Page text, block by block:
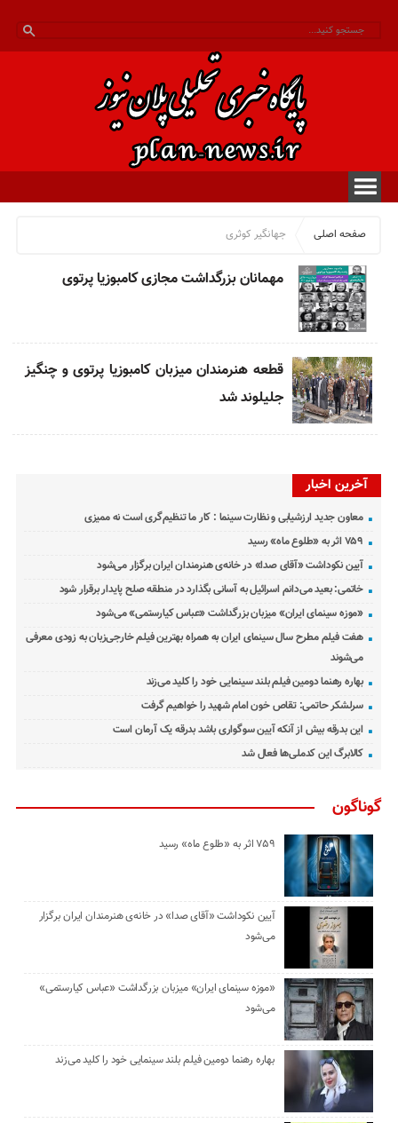
صفحه اصلی جهانگیر کوثری
مهمانان بزرگداشت مجازی کامبوزیا پرتوی
قطعه هنرمندان میزبان کامبوزیا پرتوی و چنگیز
جلیلوند شد
آخرین اخبار
معاون جدید ارزشیابی و نظارت سینما : کار ما تنظیم‌گری است نه ممیزی
۷۵۹ اثر به «طلوع ماه» رسید
آیین نکوداشت «آقای صدا» در خانه‌ی هنرمندان ایران برگزار می‌شود
خاتمی: بعید می‌دانم اسرائیل به آسانی بگذارد در منطقه صلح پایدار برقرار شود
«موزه سینمای ایران» میزبان بزرگداشت «عباس کیارستمی» می‌شود
هفت فیلم مطرح سال سینمای ایران به همراه بهترین فیلم خارجی‌زبان به زودی معرفی
می‌شوند
بهاره رهنما دومین فیلم بلند سینمایی خود را کلید می‌زند
سرلشکر حاتمی: تقاص خون امام شهید را خواهیم گرفت
این بدرقه بیش از آنکه آیین سوگواری باشد بدرقه یک آرمان است
کالابرگ این کدملی‌ها فعال شد
گوناگون
۷۵۹ اثر به «طلوع ماه» رسید
آیین نکوداشت «آقای صدا» در خانه‌ی هنرمندان ایران برگزار
می‌شود
«موزه سینمای ایران» میزبان بزرگداشت «عباس کیارستمی»
می‌شود
بهاره رهنما دومین فیلم بلند سینمایی خود را کلید می‌زند